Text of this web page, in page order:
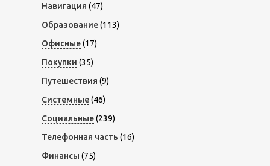
Навигация (47)
Образование(113)
Офисные(17)
Покупки (35)
Путешествия (9)
Системные(46)
Социальные(239)
Телефонная часть (16)
Финансы (75)